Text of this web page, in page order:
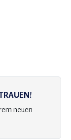
neuen